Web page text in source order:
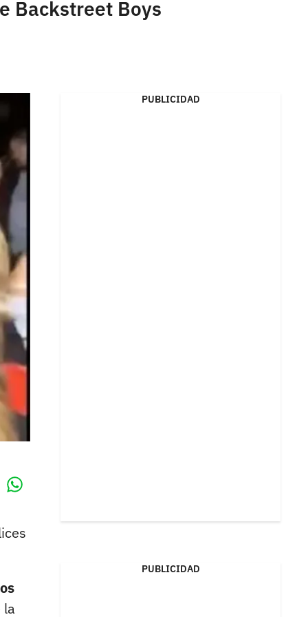
Backstreet Boys
la
PUBLICIDAD
PUBLICIDAD